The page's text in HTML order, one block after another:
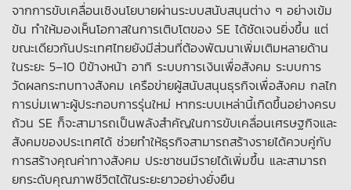
จากการขับเคลื่อนเชิงนโยบายผ่านระบบสนับสนุนต่าง ๆ อย่างเข้ม
ข้น ทำให้มองเห็นโอกาสในการเติบโตของ SE ได้ชัดเจนยิ่งขึ้น แต่
ขณะเดียวกันประเทศไทยยังมีส่วนที่ต้องพัฒนาเพิ่มเติมหลายด้าน
ในระยะ 5–10 ปีข้างหน้า อาทิ ระบบการเงินเพื่อสังคม ระบบการ
วัดผลกระทบทางสังคม เครือข่ายผู้สนับสนุนธุรกิจเพื่อสังคม กลไก
การบ่มเพาะผู้ประกอบการรุ่นใหม่ หากระบบเหล่านี้เกิดขึ้นอย่างครบ
ถ้วน SE ก็จะสามารถเป็นพลังสำคัญในการขับเคลื่อนเศรษฐกิจและ
สังคมของประเทศได้ ช่วยทำให้ธุรกิจสามารถสร้างรายได้ควบคู่กับ
การสร้างคุณค่าทางสังคม ประชาชนมีรายได้เพิ่มขึ้น และสามารถ
ยกระดับคุณภาพชีวิตได้ในระยะยาวอย่างยั่งยืน